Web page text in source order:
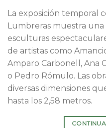
La exposición temporal
Lumbreras muestra
esculturas
de artistas como
Amparo Carbonell, Ana
o Pedro Rómulo. Las
diversas dimensiones
hasta los 2,58 metros.